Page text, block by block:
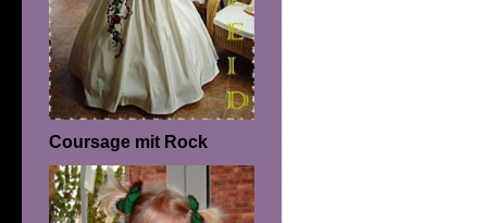
Coursage mit Rock